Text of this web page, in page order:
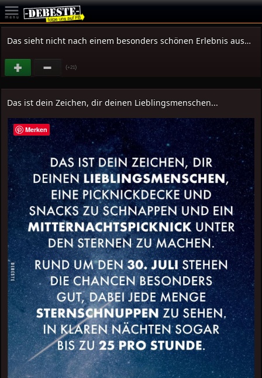
Das sieht nicht nach einem besonders schönen Erlebnis aus…
(+21)
Das ist dein Zeichen, dir deinen Lieblingsmenschen...
Merken